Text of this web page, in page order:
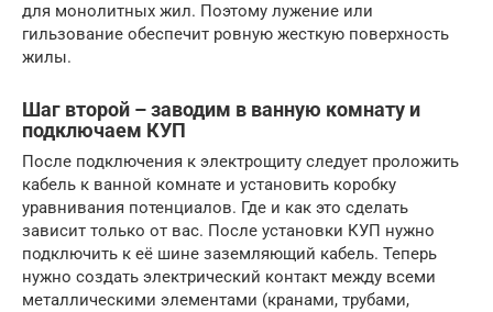
для монолитных жил. Поэтому лужение или
гильзование обеспечит ровную жесткую поверхность
жилы.
Шаг второй – заводим в ванную комнату и
подключаем КУП
После подключения к электрощиту следует проложить
кабель к ванной комнате и установить коробку
уравнивания потенциалов. Где и как это сделать
зависит только от вас. После установки КУП нужно
подключить к её шине заземляющий кабель. Теперь
нужно создать электрический контакт между всеми
металлическими элементами (кранами, трубами,